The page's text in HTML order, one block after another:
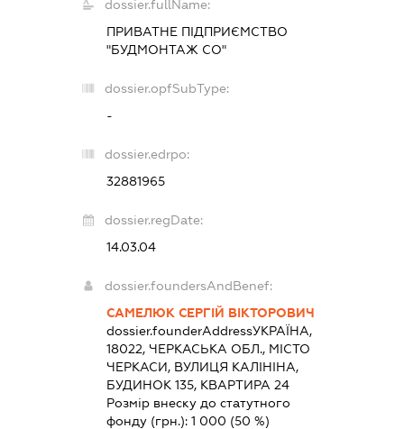
dossier.fullName:
ПРИВАТНЕ ПІДПРИЄМСТВО
"БУДМОНТАЖ СО"
dossier.opfSubType:
-
dossier.edrpo:
32881965
dossier.regDate:
14.03.04
dossier.foundersAndBenef:
САМЕЛЮК СЕРГІЙ ВІКТОРОВИЧ
dossier.founderAddressУКРАЇНА,
18022, ЧЕРКАСЬКА ОБЛ., МІСТО
ЧЕРКАСИ, ВУЛИЦЯ КАЛІНІНА,
БУДИНОК 135, КВАРТИРА 24
Розмір внеску до статутного
фонду (грн.): 1 000 (50 %)